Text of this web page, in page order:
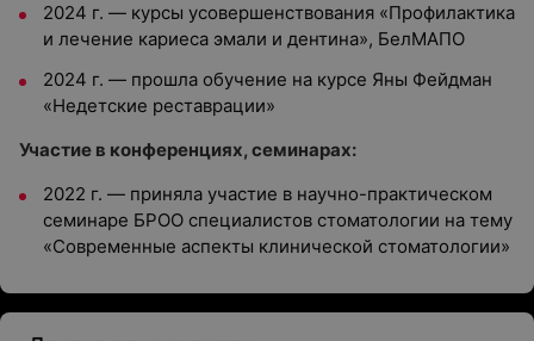
2024 г. — курсы усовершенствования «Профилактика
и лечение кариеса эмали и дентина», БелМАПО
2024 г. — прошла обучение на курсе Яны Фейдман
«Недетские реставрации»
Участие в конференциях, семинарах:
2022 г. — приняла участие в научно-практическом
семинаре БРОО специалистов стоматологии на тему
«Современные аспекты клинической стоматологии»